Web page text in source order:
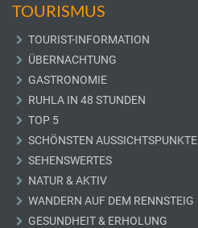
TOURISMUS
TOURIST-INFORMATION
ÜBERNACHTUNG
GASTRONOMIE
RUHLA IN 48 STUNDEN
TOP 5
SCHÖNSTEN AUSSICHTSPUNKTE
SEHENSWERTES
NATUR & AKTIV
WANDERN AUF DEM RENNSTEIG
GESUNDHEIT & ERHOLUNG